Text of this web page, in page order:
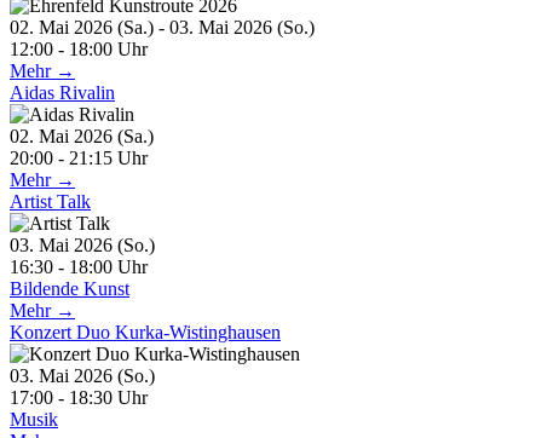
02. Mai 2026 (Sa.) - 03. Mai 2026 (So.)
12:00 - 18:00 Uhr
Mehr →
Aidas Rivalin
02. Mai 2026 (Sa.)
20:00 - 21:15 Uhr
Mehr →
Artist Talk
03. Mai 2026 (So.)
16:30 - 18:00 Uhr
Bildende Kunst
Mehr →
Konzert Duo Kurka-Wistinghausen
03. Mai 2026 (So.)
17:00 - 18:30 Uhr
Musik